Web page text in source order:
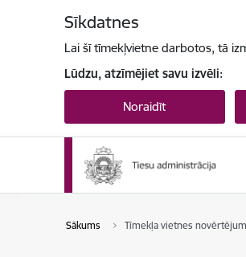
Sīkdatnes
Lai šī tīmekļvietne darbotos, tā
Lūdzu, atzīmējiet savu izvēli:
Noraidīt
Sākums Tīmekļa vietnes